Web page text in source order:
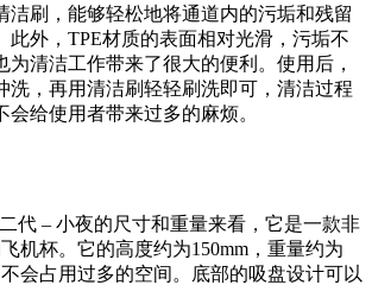
洁刷，能够轻松地将通道内的污垢和残留
此外，TPE材质的表面相对光滑，污垢不
为清洁工作带来了很大的便利。使用后，
洗，再用清洁刷轻轻刷洗即可，清洁过程
会给使用者带来过多的麻烦。
代 – 小夜的尺寸和重量来看，它是一款非
机杯。它的高度约为150mm，重量约为
会占用过多的空间。底部的吸盘设计可以